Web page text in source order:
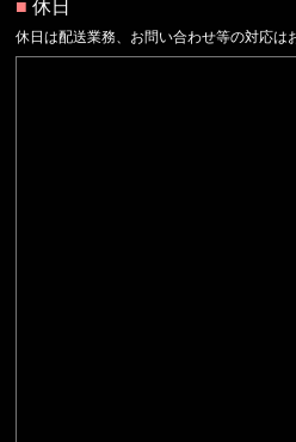
■ 休日
休日は配送業務、お問い合わせ等の対応は